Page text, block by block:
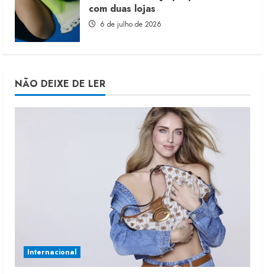
com duas lojas
6 de julho de 2026
NÃO DEIXE DE LER
Internacional